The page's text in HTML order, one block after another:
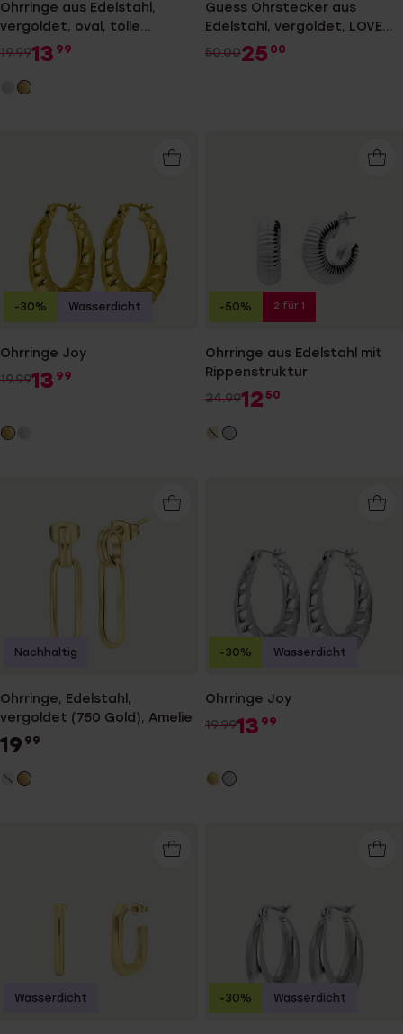
Ohrringe aus Edelstahl,
vergoldet, oval, tolle
Verarbeitung
19.9913 99
Guess Ohrstecker aus
Edelstahl, vergoldet, LOVE
GUESS
50.0025 00
Ohrringe Joy
19.9913 99
-30% Wasserdicht
Ohrringe aus Edelstahl mit
Rippenstruktur
24.9912 50
-50% 2 für 1
Ohrringe, Edelstahl,
vergoldet (750 Gold), Amelie
19 99
Nachhaltig
Ohrringe Joy
19.9913 99
-30% Wasserdicht
Wasserdicht -30% Wasserdicht